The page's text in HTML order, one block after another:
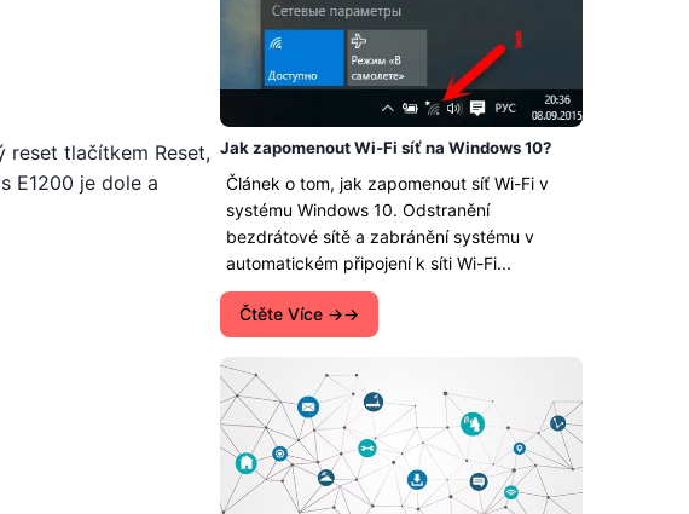
reset tlačítkem Reset,
E1200 je dole a
Jak zapomenout Wi-Fi síť na Windows 10?
Článek o tom, jak zapomenout síť Wi-Fi v
systému Windows 10. Odstranění
bezdrátové sítě a zabránění systému v
automatickém připojení k síti Wi-Fi...
Čtěte Více →